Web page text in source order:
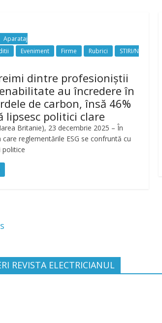
Aparataj
Eveniment Firme Rubrici
STIRI/N
dintre profesioniștii
au încredere în
de carbon, însă 46%
lipsesc politici clare
Britanie), 23 decembrie 2025 – În
reglementările ESG se confruntă cu
politice
REVISTA ELECTRICIANUL